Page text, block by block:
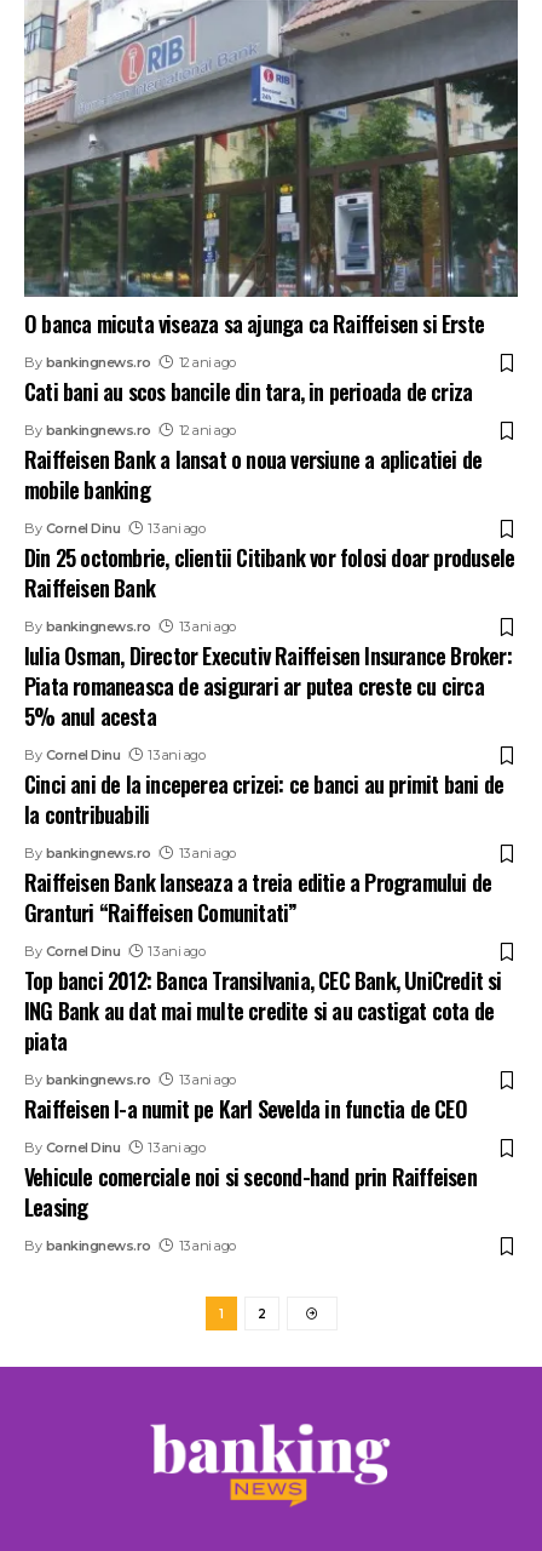
O banca micuta viseaza sa ajunga ca Raiffeisen si Erste
By bankingnews.ro 12 ani ago
Cati bani au scos bancile din tara, in perioada de criza
By bankingnews.ro 12 ani ago
Raiffeisen Bank a lansat o noua versiune a aplicatiei de
mobile banking
By Cornel Dinu 13 ani ago
Din 25 octombrie, clientii Citibank vor folosi doar produsele
Raiffeisen Bank
By bankingnews.ro 13 ani ago
Iulia Osman, Director Executiv Raiffeisen Insurance Broker:
Piata romaneasca de asigurari ar putea creste cu circa
5% anul acesta
By Cornel Dinu 13 ani ago
Cinci ani de la inceperea crizei: ce banci au primit bani de
la contribuabili
By bankingnews.ro 13 ani ago
Raiffeisen Bank lanseaza a treia editie a Programului de
Granturi “Raiffeisen Comunitati”
By Cornel Dinu 13 ani ago
Top banci 2012: Banca Transilvania, CEC Bank, UniCredit si
ING Bank au dat mai multe credite si au castigat cota de
piata
By bankingnews.ro 13 ani ago
Raiffeisen l-a numit pe Karl Sevelda in functia de CEO
By Cornel Dinu 13 ani ago
Vehicule comerciale noi si second-hand prin Raiffeisen
Leasing
By bankingnews.ro 13 ani ago
1 2